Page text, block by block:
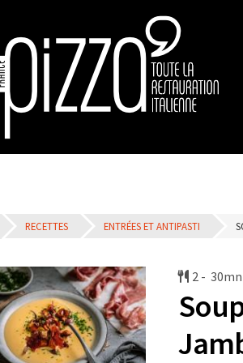
RECETTES ENTRÉES ET ANTIPASTI
2 - 30mn